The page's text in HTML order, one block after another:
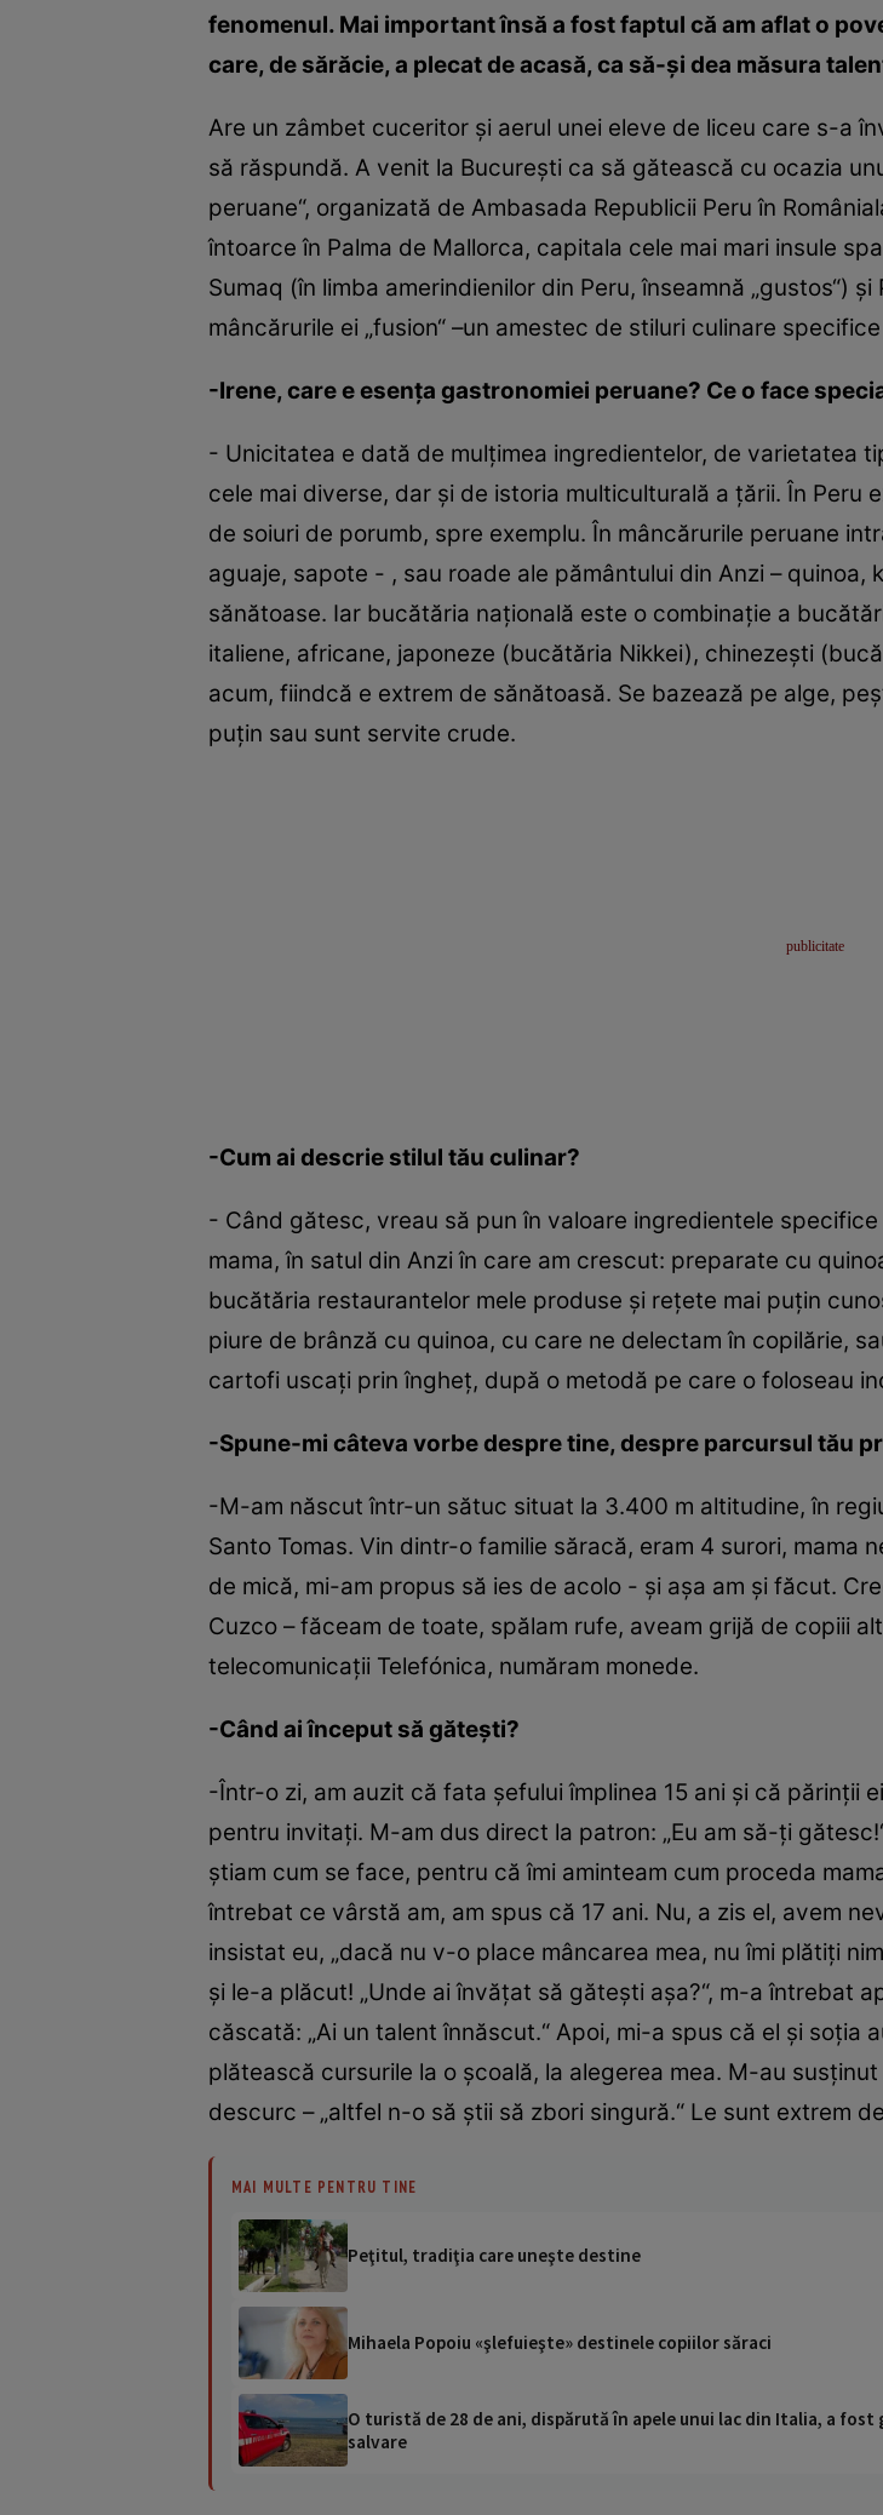
fenomenul. Mai important însă a fost faptul că am aflat o
care, de sărăcie, a plecat de acasă, ca să-şi dea măsura
Are un zâmbet cuceritor şi aerul unei eleve de liceu care s-a
să răspundă. A venit la Bucureşti ca să gătească cu ocazia
peruane“, organizată de Ambasada Republicii Peru în
întoarce în Palma de Mallorca, capitala cele mai mari insule
Sumaq (în limba amerindienilor din Peru, înseamnă „gustos“)
mâncărurile ei „fusion“ –un amestec de stiluri culinare
-Irene, care e esenţa gastronomiei peruane? Ce o face
- Unicitatea e dată de mulţimea ingredientelor, de varietatea
cele mai diverse, dar şi de istoria multiculturală a ţării. În
de soiuri de porumb, spre exemplu. În mâncărurile peruane
aguaje, sapote - , sau roade ale pământului din Anzi – quinoa,
sănătoase. Iar bucătăria naţională este o combinaţie a
italiene, africane, japoneze (bucătăria Nikkei), chinezeşti
acum, fiindcă e extrem de sănătoasă. Se bazează pe alge,
puţin sau sunt servite crude.
-Cum ai descrie stilul tău culinar?
- Când gătesc, vreau să pun în valoare ingredientele
mama, în satul din Anzi în care am crescut: preparate cu
bucătăria restaurantelor mele produse şi reţete mai puţin
piure de brânză cu quinoa, cu care ne delectam în copilărie,
cartofi uscaţi prin îngheţ, după o metodă pe care o foloseau
-Spune-mi câteva vorbe despre tine, despre parcursul tău
-M-am născut într-un sătuc situat la 3.400 m altitudine, în
Santo Tomas. Vin dintr-o familie săracă, eram 4 surori,
de mică, mi-am propus să ies de acolo - şi aşa am şi făcut.
Cuzco – făceam de toate, spălam rufe, aveam grijă de copiii
telecomunicaţii Telefónica, număram monede.
-Când ai început să găteşti?
-Într-o zi, am auzit că fata şefului împlinea 15 ani şi că părinţii
pentru invitaţi. M-am dus direct la patron: „Eu am să-ţi
ştiam cum se face, pentru că îmi aminteam cum proceda
întrebat ce vârstă am, am spus că 17 ani. Nu, a zis el, avem
insistat eu, „dacă nu v-o place mâncarea mea, nu îmi plătiţi
şi le-a plăcut! „Unde ai învăţat să găteşti aşa?“, m-a întrebat
căscată: „Ai un talent înnăscut.“ Apoi, mi-a spus că el şi soţia
plătească cursurile la o şcoală, la alegerea mea. M-au
descurc – „altfel n-o să ştii să zbori singură.“ Le sunt extrem
MAI MULTE PENTRU TINE
Peţitul, tradiţia care uneşte destine
Mihaela Popoiu «şlefuieşte» destinele copiilor săraci
O turistă de 28 de ani, dispărută în apele unui lac din Italia, a
salvare